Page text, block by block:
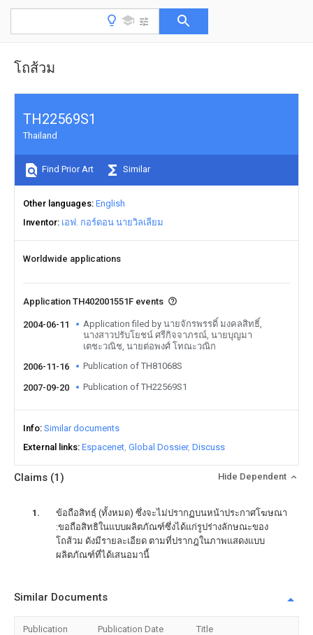
โถส้วม
TH22569S1
Thailand
Find Prior Art Similar
Other languages English
Inventor เอฟ. กอร์ดอน นายวิลเลียม
Worldwide applications
Application TH402001551F events
2004-06-11
Application filed by นายจักรพรรดิ์ มงคลสิทธิ์,
นางสาวปรับโยชน์ ศรีกิจจาภรณ์, นายบุญมา
เตชะวณิช, นายต่อพงศ์ โทณะวณิก
2006-11-16
Publication of TH81068S
2007-09-20 Publication of TH22569S1
Info Similar documents
External links Espacenet Global Dossier Discuss
Claims (1) Hide Dependent
ข้อถือสิทธฺ์ (ทั้งหมด) ซึ่งจะไม่ปรากฏบนหน้าประกาศโฆษณา
:ขอถือสิทธิในแบบผลิตภัณฑ์ซึ่งได้แก่รูปร่างลักษณะของ
โถส้วม ดังมีรายละเอียด ตามที่ปรากฎในภาพแสดงแบบ
ผลิตภัณฑ์ที่ได้เสนอมานี้
Similar Documents
Publication Publication Date Title